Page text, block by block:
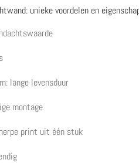
unieke voordelen en
levensduur
montage
print uit één stuk